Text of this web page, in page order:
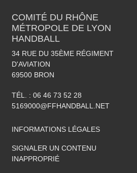
COMITÉ DU RHÔNE
MÉTROPOLE DE LYON
HANDBALL
34 RUE DU 35ÈME RÉGIMENT
D'AVIATION
69500 BRON
TÉL. : 06 46 73 52 28
5169000@FFHANDBALL.NET
INFORMATIONS LÉGALES
SIGNALER UN CONTENU
INAPPROPRIÉ